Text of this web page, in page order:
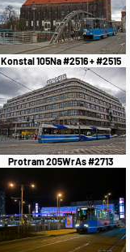
Konstal 105Na #2516 + #2515
Protram 205WrAs #2713